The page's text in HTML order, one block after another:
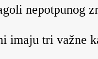
nepotpunog
imaju tri važne